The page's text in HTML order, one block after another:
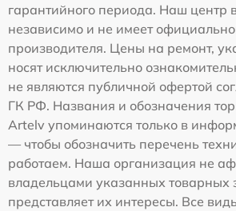
гарантийного периода. Наш центр
независимо и не имеет
производителя. Цены на ремонт,
носят исключительно
не являются публичной офертой
ГК РФ. Названия и обозначения
Artelv упоминаются только в
— чтобы обозначить перечень
работаем. Наша организация не
владельцами указанных товарных
представляет их интересы. Все